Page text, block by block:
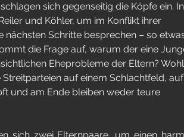
sich gegenseitig die Köpfe ein. In
und Köhler, um im Konflikt ihrer
Schritte besprechen – so
die Frage auf, warum der eine
Eheprobleme der Eltern? Wohl
auf einem Schlachtfeld,
und am Ende bleiben weder teure